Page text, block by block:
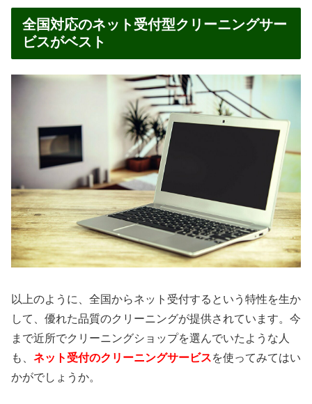
全国対応のネット受付型クリーニングサー
ビスがベスト
以上のように、全国からネット受付するという特性を生か
して、優れた品質のクリーニングが提供されています。今
まで近所でクリーニングショップを選んでいたような人
も、 ネット受付のクリーニングサービスを使ってみてはい
かがでしょうか。